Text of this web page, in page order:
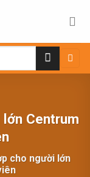
Centrum
cho người lớn